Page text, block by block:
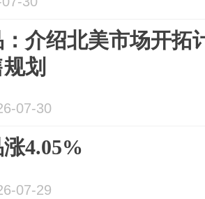
介绍北美市场开拓
划
07-30
4.05%
07-29